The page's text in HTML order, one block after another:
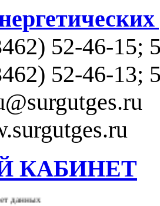
52-46-15;
52-46-13;
КАБИНЕТ